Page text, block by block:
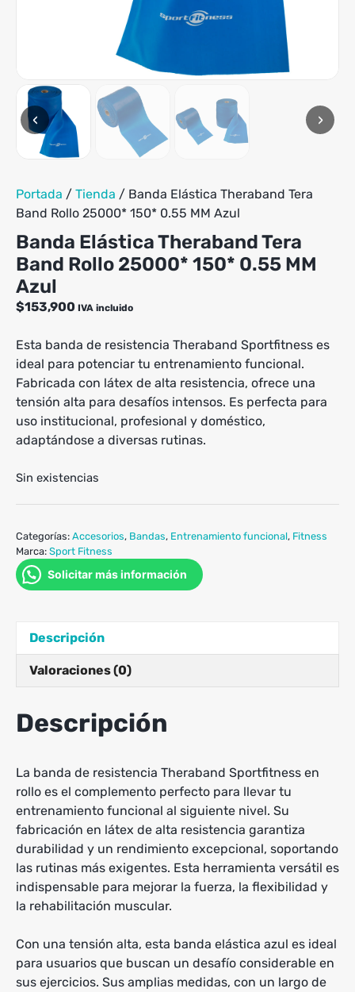
‹ ›
Portada / Tienda / Banda Elástica Theraband Tera
Band Rollo 25000* 150* 0.55 MM Azul
Banda Elástica Theraband Tera
Band Rollo 25000* 150* 0.55 MM
Azul
$153,900 IVA incluido
Esta banda de resistencia Theraband Sportfitness es
ideal para potenciar tu entrenamiento funcional.
Fabricada con látex de alta resistencia, ofrece una
tensión alta para desafíos intensos. Es perfecta para
uso institucional, profesional y doméstico,
adaptándose a diversas rutinas.
Sin existencias
Categorías: Accesorios, Bandas, Entrenamiento funcional, Fitness
Marca: Sport Fitness
Solicitar más información
Descripción
Valoraciones (0)
Descripción
La banda de resistencia Theraband Sportfitness en
rollo es el complemento perfecto para llevar tu
entrenamiento funcional al siguiente nivel. Su
fabricación en látex de alta resistencia garantiza
durabilidad y un rendimiento excepcional, soportando
las rutinas más exigentes. Esta herramienta versátil es
indispensable para mejorar la fuerza, la flexibilidad y
la rehabilitación muscular.
Con una tensión alta, esta banda elástica azul es ideal
para usuarios que buscan un desafío considerable en
sus ejercicios. Sus amplias medidas, con un largo de